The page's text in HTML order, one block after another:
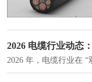
2026 电缆行业动态